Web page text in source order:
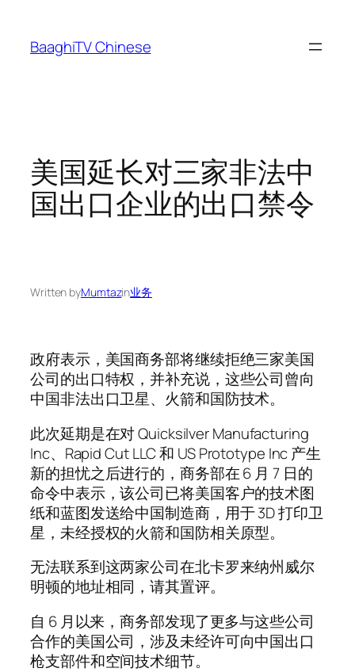
content
BaaghiTV Chinese
美国延长对三家非法中
国出口企业的出口禁令
Written byMumtazin业务
政府表示，美国商务部将继续拒绝三家美国
公司的出口特权，并补充说，这些公司曾向
中国非法出口卫星、火箭和国防技术。
此次延期是在对 Quicksilver Manufacturing
Inc、Rapid Cut LLC 和 US Prototype Inc 产生
新的担忧之后进行的，商务部在 6 月 7 日的
命令中表示，该公司已将美国客户的技术图
纸和蓝图发送给中国制造商，用于 3D 打印卫
星，未经授权的火箭和国防相关原型。
无法联系到这两家公司在北卡罗来纳州威尔
明顿的地址相同，请其置评。
自 6 月以来，商务部发现了更多与这些公司
合作的美国公司，涉及未经许可向中国出口
枪支部件和空间技术细节。